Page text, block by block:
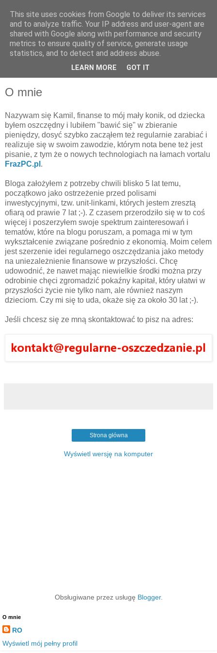
O mnie
Nazywam się Kamil, finanse to mój mały konik, od dziecka
byłem oszczędny i lubiłem "bawić się" w zbieranie
pieniędzy, dosyć szybko zacząłem też regularnie zarabiać i
realizuje się w swoim zawodzie, którym nota bene też jest
pisanie, z tym że o nowych technologiach na łamach vortalu
FrazPC.pl .
Bloga założyłem z potrzeby chwili blisko 5 lat temu,
początkowo jako ostrzeżenie przed polisami
inwestycyjnymi, tzw. unit-linkami, których jestem zresztą
ofiarą od prawie 7 lat ;-). Z czasem przerodziło się w to coś
więcej i poszerzyłem swoje spektrum zainteresowań i
tematów, które na blogu poruszam, a pomaga mi w tym
wykształcenie związane pośrednio z ekonomią. Moim celem
jest szerzenie idei regularnego oszczędzania jako metody
na uniezależnienie finansowe w przyszłości. Chcę
udowodnić, że nawet mając niewielkie środki można przy
odrobinie chęci zgromadzić pokaźny kapitał, który ułatwi w
przyszłości życie nie tylko nam, ale również naszym
dzieciom. Czy mi się to uda, okaże się za około 30 lat ;-).
Jeśli chcesz się ze mną skontaktować to pisz na adres:
Strona główna
Wyświetl wersję na komputer
Obsługiwane przez usługę Blogger.
O mnie
RO
Wyświetl mój pełny profil
This site uses cookies from Google to deliver its services
and to analyze traffic. Your IP address and user-agent are
shared with Google along with performance and security
metrics to ensure quality of service, generate usage
statistics, and to detect and address abuse.
LEARN MORE GOT IT